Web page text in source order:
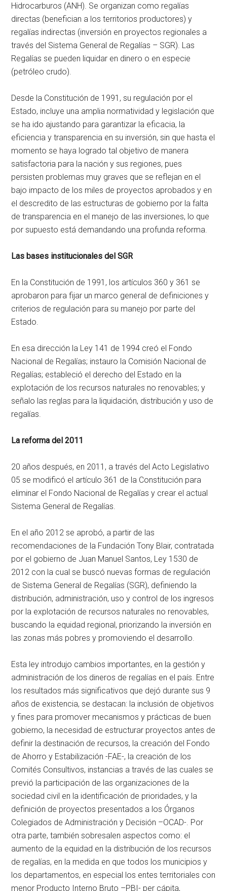
Hidrocarburos (ANH). Se organizan como regalías
directas (benefician a los territorios productores) y
regalías indirectas (inversión en proyectos regionales a
través del Sistema General de Regalías – SGR). Las
Regalías se pueden liquidar en dinero o en especie
(petróleo crudo).
Desde la Constitución de 1991, su regulación por el
Estado, incluye una amplia normatividad y legislación que
se ha ido ajustando para garantizar la eficacia, la
eficiencia y transparencia en su inversión, sin que hasta el
momento se haya logrado tal objetivo de manera
satisfactoria para la nación y sus regiones, pues
persisten problemas muy graves que se reflejan en el
bajo impacto de los miles de proyectos aprobados y en
el descredito de las estructuras de gobierno por la falta
de transparencia en el manejo de las inversiones, lo que
por supuesto está demandando una profunda reforma.
Las bases institucionales del SGR
En la Constitución de 1991, los artículos 360 y 361 se
aprobaron para fijar un marco general de definiciones y
criterios de regulación para su manejo por parte del
Estado.
En esa dirección la Ley 141 de 1994 creó el Fondo
Nacional de Regalías; instauro la Comisión Nacional de
Regalías; estableció el derecho del Estado en la
explotación de los recursos naturales no renovables; y
señalo las reglas para la liquidación, distribución y uso de
regalías.
La reforma del 2011
20 años después, en 2011, a través del Acto Legislativo
05 se modificó el artículo 361 de la Constitución para
eliminar el Fondo Nacional de Regalías y crear el actual
Sistema General de Regalías.
En el año 2012 se aprobó, a partir de las
recomendaciones de la Fundación Tony Blair, contratada
por el gobierno de Juan Manuel Santos, Ley 1530 de
2012 con la cual se buscó nuevas formas de regulación
de Sistema General de Regalías (SGR), definiendo la
distribución, administración, uso y control de los ingresos
por la explotación de recursos naturales no renovables,
buscando la equidad regional, priorizando la inversión en
las zonas más pobres y promoviendo el desarrollo.
Esta ley introdujo cambios importantes, en la gestión y
administración de los dineros de regalías en el país. Entre
los resultados más significativos que dejó durante sus 9
años de existencia, se destacan: la inclusión de objetivos
y fines para promover mecanismos y prácticas de buen
gobierno, la necesidad de estructurar proyectos antes de
definir la destinación de recursos, la creación del Fondo
de Ahorro y Estabilización -FAE-, la creación de los
Comités Consultivos, instancias a través de las cuales se
previó la participación de las organizaciones de la
sociedad civil en la identificación de prioridades, y la
definición de proyectos presentados a los Órganos
Colegiados de Administración y Decisión –OCAD-. Por
otra parte, también sobresalen aspectos como: el
aumento de la equidad en la distribución de los recursos
de regalías, en la medida en que todos los municipios y
los departamentos, en especial los entes territoriales con
menor Producto Interno Bruto –PBI- per cápita,